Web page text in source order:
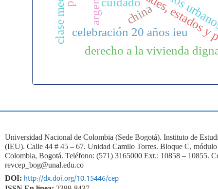
celebración 20 años ieu
clase media
derecho a la vivienda
china
Universidad Nacional de Colombia (Sede Bogotá). Instituto de
(IEU). Calle 44 # 45 – 67. Unidad Camilo Torres. Bloque C,
Colombia, Bogotá. Teléfono: (571) 3165000 Ext.: 10858 – 10855.
revcep_bog@unal.edu.co
DOI: http://dx.doi.org/10.15446/cep